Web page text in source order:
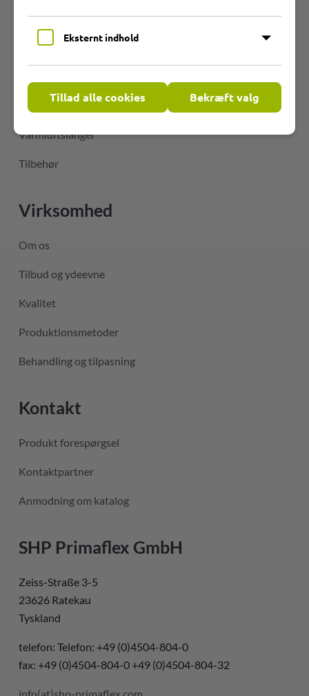
Slanger af slidstærkt PU
Fleksible PVC-slanger
Slanger til luftkonditioneringsteknik
Varmluftslanger
Tilbehør
Virksomhed
Om os
Tilbud og ydeevne
Kvalitet
Produktionsmetoder
Behandling og tilpasning
Kontakt
Produkt forespørgsel
Kontaktpartner
Anmodning om katalog
SHP Primaflex GmbH
Zeiss-Straße 3-5
23626 Ratekau
Tyskland
telefon: Telefon: +49 (0)4504-804-0
fax: +49 (0)4504-804-0 +49 (0)4504-804-32
Eksternt indhold
Tillad alle cookies Bekræft valg